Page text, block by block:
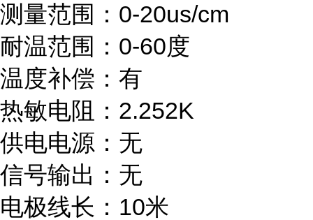
测量范围：0-20us/cm
耐温范围：0-60度
温度补偿：有
热敏电阻：2.252K
供电电源：无
信号输出：无
电极线长：10米